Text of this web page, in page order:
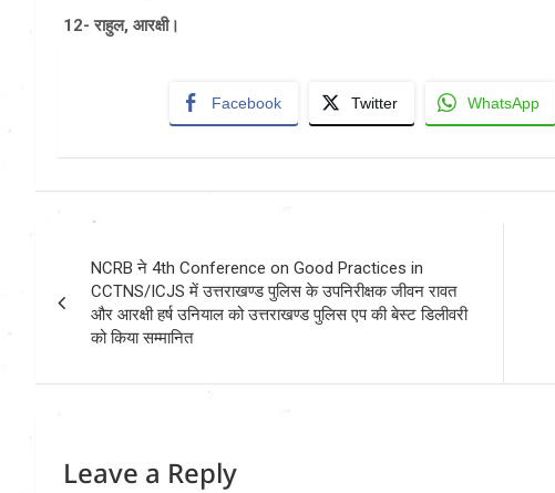
12- राहुल, आरक्षी।
Facebook Twitter WhatsApp
navigation
NCRB ने 4th Conference on Good Practices in
CCTNS/ICJS में उत्तराखण्ड पुलिस के उपनिरीक्षक जीवन रावत
और आरक्षी हर्ष उनियाल को उत्तराखण्ड पुलिस एप की बेस्ट डिलीवरी
को किया सम्मानित
Leave a Reply